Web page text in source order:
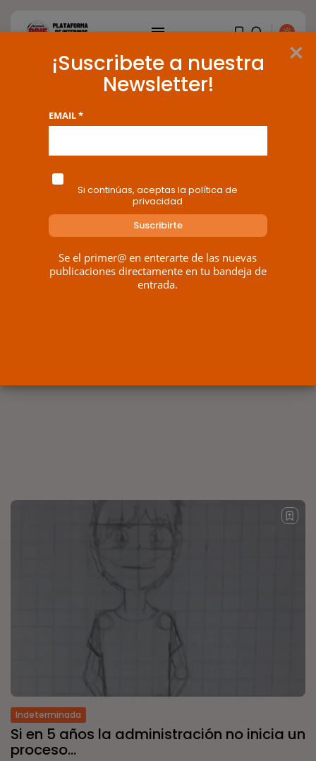
ENTRADAS RECIENTES
OPINIÓN
Interinos: Europa mueve pieza,
los jueces...
PORRAMÓN J. 06/08/2026
OPINIÓN
Interinos: el error del Supremo
PORRAMÓN J. 04/08/2026
Tag: no inicia
1 results found
Indeterminada
Si en 5 años la administración no inicia un
proceso...
×
¡Suscribete a nuestra
Newsletter!
EMAIL *
Si continúas, aceptas la política de
privacidad
Se el primer@ en enterarte de las nuevas
publicaciones directamente en tu bandeja de
entrada.